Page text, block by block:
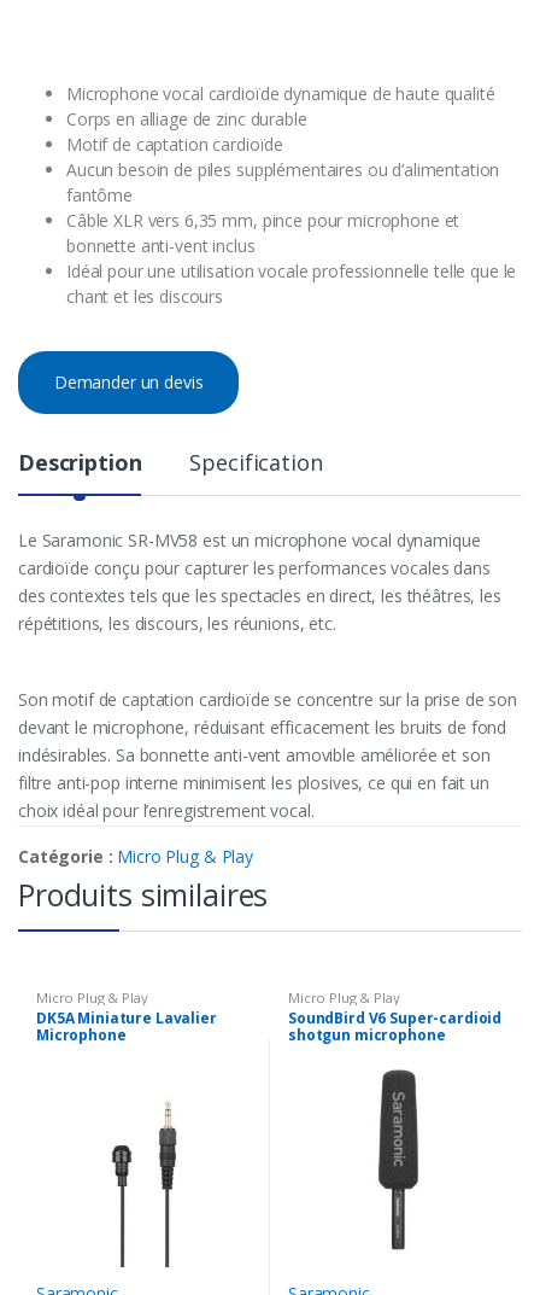
Microphone vocal cardioïde dynamique de haute qualité
Corps en alliage de zinc durable
Motif de captation cardioïde
Aucun besoin de piles supplémentaires ou d’alimentation
fantôme
Câble XLR vers 6,35 mm, pince pour microphone et
bonnette anti-vent inclus
Idéal pour une utilisation vocale professionnelle telle que le
chant et les discours
Demander un devis
Description Specification
Le Saramonic SR-MV58 est un microphone vocal dynamique
cardioïde conçu pour capturer les performances vocales dans
des contextes tels que les spectacles en direct, les théâtres, les
répétitions, les discours, les réunions, etc.
Son motif de captation cardioïde se concentre sur la prise de son
devant le microphone, réduisant efficacement les bruits de fond
indésirables. Sa bonnette anti-vent amovible améliorée et son
filtre anti-pop interne minimisent les plosives, ce qui en fait un
choix idéal pour l’enregistrement vocal.
Catégorie : Micro Plug & Play
Produits similaires
Micro Plug & Play
DK5A Miniature Lavalier
Microphone
Micro Plug & Play
SoundBird V6 Super-cardioid
shotgun microphone